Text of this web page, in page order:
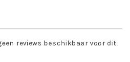
naar eigen wens, makkelijk
goed voor het milieu!
speciale blusherkwast van
reviews beschikbaar voor dit